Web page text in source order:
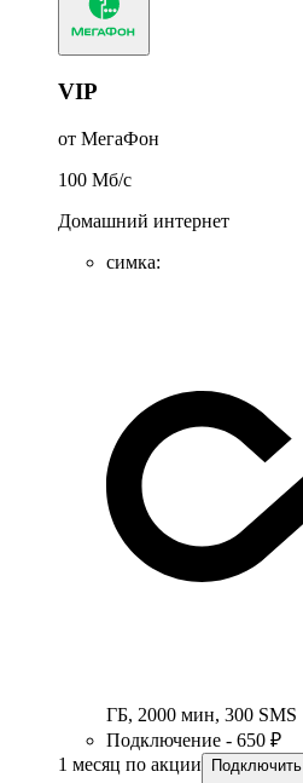
VIP
от МегаФон
100 Мб/c
Домашний интернет
симка:
ГБ, 2000 мин, 300 SMS
Подключение - 650 ₽
1 месяц по акции
Подключить